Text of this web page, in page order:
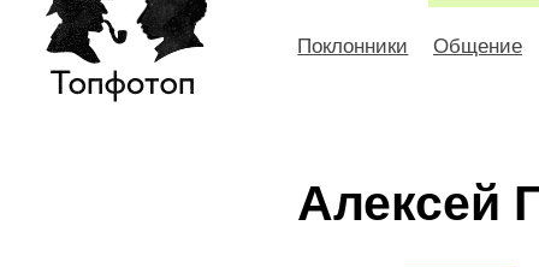
Поклонники Общение
Алексей